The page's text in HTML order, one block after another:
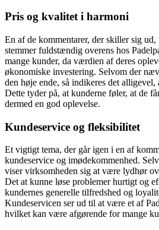
Pris og kvalitet i harmoni
En af de kommentarer, der skiller sig
stemmer fuldstændig overens hos
mange kunder, da værdien af deres
økonomiske investering. Selvom der
den høje ende, så indikeres det
Dette tyder på, at kunderne føler, at de
dermed en god oplevelse.
Kundeservice og fleksibilitet
Et vigtigt tema, der går igen i en af
kundeservice og imødekommenhed.
viser virksomheden sig at være lydhør
Det at kunne løse problemer hurtigt og
kundernes generelle tilfredshed og
Kundeservicen ser ud til at være et af
hvilket kan være afgørende for mange